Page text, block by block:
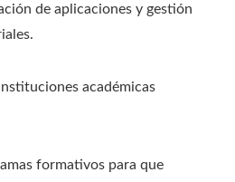
de aplicaciones y gestión
académicas
formativos para que